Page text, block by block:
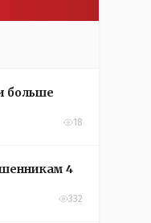
больше
18
4
332